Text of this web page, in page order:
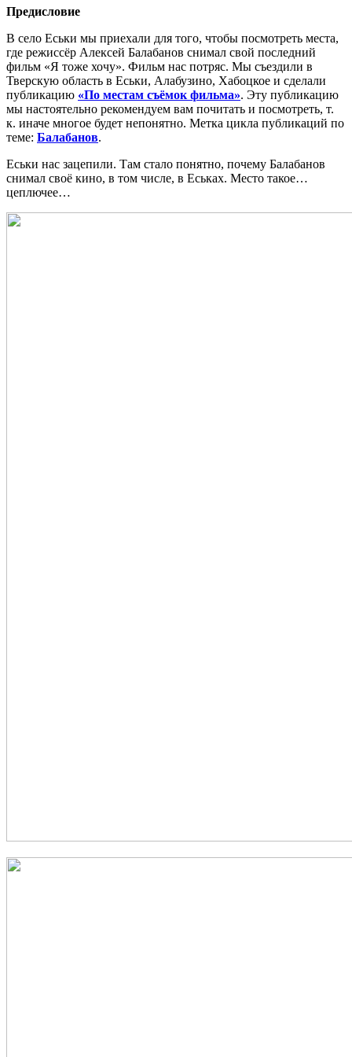
Предисловие
В село Еськи мы приехали для того, чтобы посмотреть места,
где режиссёр Алексей Балабанов снимал свой последний
фильм «Я тоже хочу». Фильм нас потряс. Мы съездили в
Тверскую область в Еськи, Алабузино, Хабоцкое и сделали
публикацию «По местам съёмок фильма». Эту публикацию
мы настоятельно рекомендуем вам почитать и посмотреть, т.
к. иначе многое будет непонятно. Метка цикла публикаций по
теме: Балабанов.
Еськи нас зацепили. Там стало понятно, почему Балабанов
снимал своё кино, в том числе, в Еськах. Место такое…
цеплючее…